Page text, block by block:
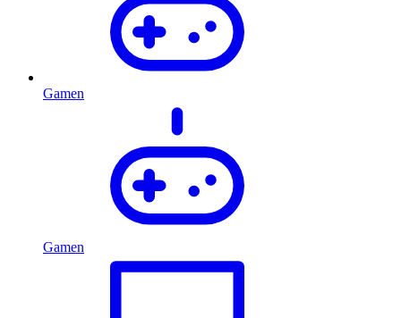
Gamen
Gamen